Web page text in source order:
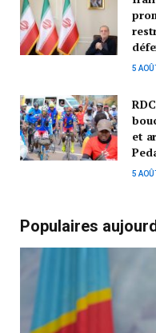
5
et
5
Populaires